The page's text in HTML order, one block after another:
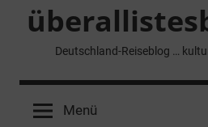
Deutschland-Reiseblog …
Menü